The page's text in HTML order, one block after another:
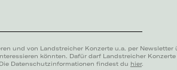
und von Landstreicher Konzerte u.a. per Newsletter
könnten. Dafür darf Landstreicher
Datenschutzinformationen findest du hier.